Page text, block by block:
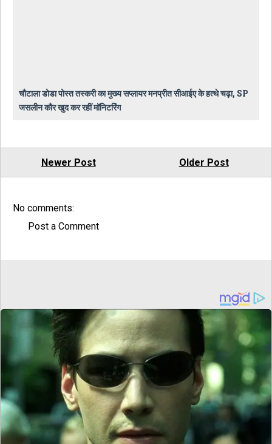
चौटाला डोडा पोस्त तस्करी का मुख्य सप्लायर मनप्रीत सीआईए के हत्थे चढ़ा, SP
जसलीन कौर खुद कर रहीं मॉनिटरिंग
Newer Post Older Post
No comments:
Post a Comment